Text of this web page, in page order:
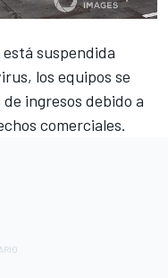
está suspendida
los equipos se
ingresos debido a
comerciales.